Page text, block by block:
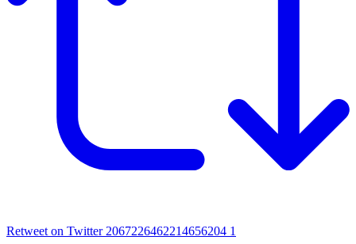
Retweet on Twitter 2067226462214656204 1